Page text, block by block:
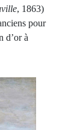
, 1863)
pour
d’or à